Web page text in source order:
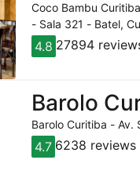
Coco Bambu
- Sala 321 - Batel,
4.8 27894
Barolo
Barolo Curitiba -
4.7 6238 reviews